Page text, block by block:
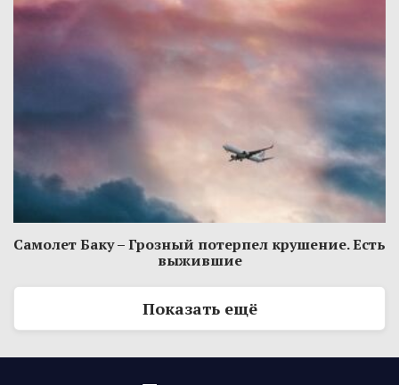
Самолет Баку – Грозный потерпел крушение. Есть
выжившие
Показать ещё